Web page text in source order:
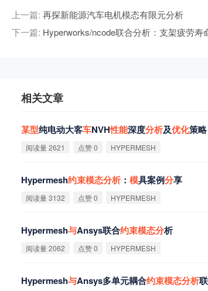
上一篇: 再探新能源汽车电机模态有限元分析
下一篇: Hyperworks/ncode联合分析：支架疲劳寿
相关文章
某型纯电动大客车NVH性能深度分析及优化策略
阅读量 2621 点赞 0 HYPERMESH
Hypermesh约束模态分析 ： 模具案例分享
阅读量 3132 点赞 0 HYPERMESH
‌Hypermesh与Ansys联合约束模态分析‌
阅读量 2062 点赞 0 HYPERMESH
‌Hypermesh与Ansys多单元耦合约束模态分析